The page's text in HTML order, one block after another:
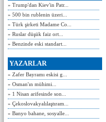
» Trump'dan Kiev'in Patr...
» 500 bin rublenin üzeri...
» Türk şirketi Madame Co...
» Ruslar düşük faiz ort...
» Benzinde eski standart...
YAZARLAR
» Zafer Bayramı eskisi g...
» Osman'ın mühimi...
» 1 Nisan arifesinde son...
» Çekoslovakyalılaştıram...
» Banyo bahane, sosyalle...